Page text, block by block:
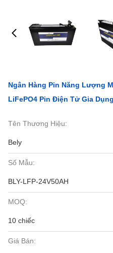
Ngân Hàng Pin Năng Lượng
LiFePO4 Pin Điện Tử Gia
Tên Thương Hiệu:
Bely
Số Mẫu:
BLY-LFP-24V50AH
MOQ:
10 chiếc
Giá Bán: